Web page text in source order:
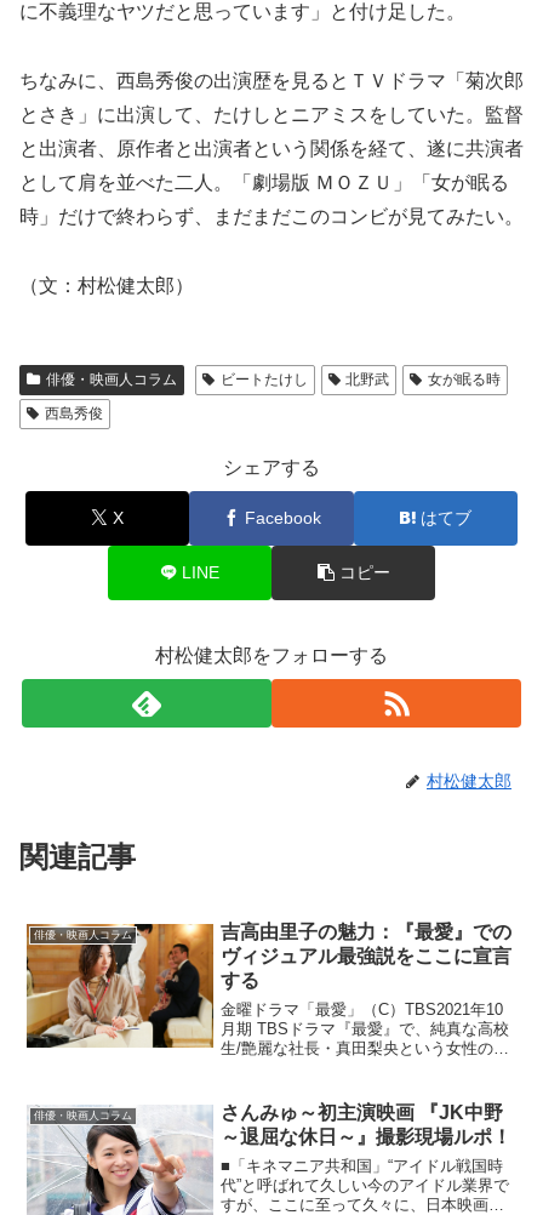
に不義理なヤツだと思っています」と付け足した。
ちなみに、西島秀俊の出演歴を見るとＴＶドラマ「菊次郎
とさき」に出演して、たけしとニアミスをしていた。監督
と出演者、原作者と出演者という関係を経て、遂に共演者
として肩を並べた二人。「劇場版 ＭＯＺＵ」「女が眠る
時」だけで終わらず、まだまだこのコンビが見てみたい。
（文：村松健太郎）
俳優・映画人コラム ビートたけし 北野武
女が眠る時
西島秀俊
シェアする
X Facebook はてブ
LINE コピー
村松健太郎をフォローする
村松健太郎
関連記事
俳優・映画人コラム
吉高由里子の魅力：『最愛』での
ヴィジュアル最強説をここに宣言
する
金曜ドラマ「最愛」（C）TBS2021年10
月期 TBSドラマ『最愛』で、純真な高校
生/艶麗な社長・真田梨央という女性の過
覧車』、『Nのために』、『リバース』、
『私 ...
俳優・映画人コラム
さんみゅ～初主演映画 『JK中野
～退屈な休日～』撮影現場ルポ！
■「キネマニア共和国」“アイドル戦国時
代”と呼ばれて久しい今のアイドル業界で
すが、ここに至って久々に、日本映画界